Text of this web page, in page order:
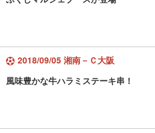
2018/09/05 湘南－Ｃ大阪
風味豊かな牛ハラミステーキ串！